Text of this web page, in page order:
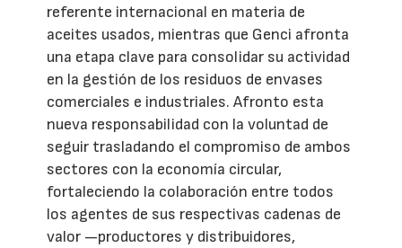
referente internacional en materia de
aceites usados, mientras que Genci afronta
una etapa clave para consolidar su actividad
en la gestión de los residuos de envases
comerciales e industriales. Afronto esta
nueva responsabilidad con la voluntad de
seguir trasladando el compromiso de ambos
sectores con la economía circular,
fortaleciendo la colaboración entre todos
los agentes de sus respectivas cadenas de
valor —productores y distribuidores,